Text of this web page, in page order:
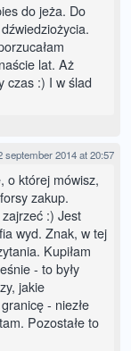
do jeża. Do
lat. Aż
czas :) I w ślad
september 2014 at 20:57
o której mówisz,
zakup.
:) Jest
wyd. Znak, w tej
Kupiłam
- to były
jakie
- niezłe
Pozostałe to